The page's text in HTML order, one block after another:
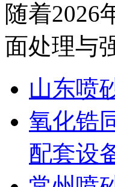
随着2026
面处理与
山东喷
氧化锆
配套设